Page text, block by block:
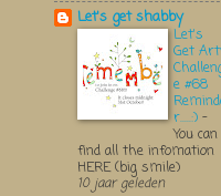
Let's get shabby
Let's
Get
e #68
r.....:) -
You can
find all the infomation
HERE (big smile)
10 jaar geleden